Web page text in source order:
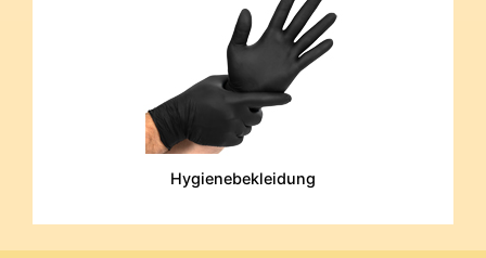
Hygienebekleidung